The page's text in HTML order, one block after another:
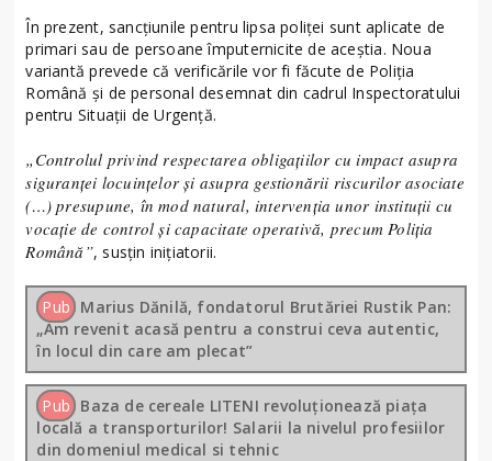
În prezent, sancțiunile pentru lipsa poliței sunt aplicate de
primari sau de persoane împuternicite de aceștia. Noua
variantă prevede că verificările vor fi făcute de Poliția
Română și de personal desemnat din cadrul Inspectoratului
pentru Situații de Urgență.
„Controlul privind respectarea obligațiilor cu impact asupra
siguranței locuințelor și asupra gestionării riscurilor asociate
(…) presupune, în mod natural, intervenția unor instituții cu
vocație de control și capacitate operativă, precum Poliția
Română”, susțin inițiatorii.
Pub Marius Dănilă, fondatorul Brutăriei Rustik Pan:
„Am revenit acasă pentru a construi ceva autentic,
în locul din care am plecat”
Pub Baza de cereale LITENI revoluționează piața
locală a transporturilor! Salarii la nivelul profesiilor
din domeniul medical si tehnic